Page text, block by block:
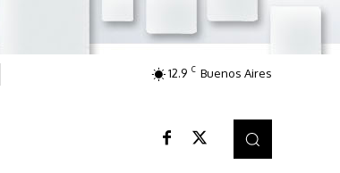
12.9 C Buenos Aires